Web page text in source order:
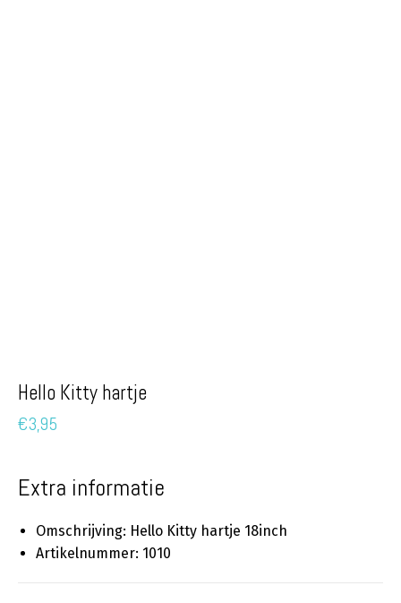
Hello Kitty hartje
€3,95
Extra informatie
Omschrijving: Hello Kitty hartje 18inch
Artikelnummer: 1010